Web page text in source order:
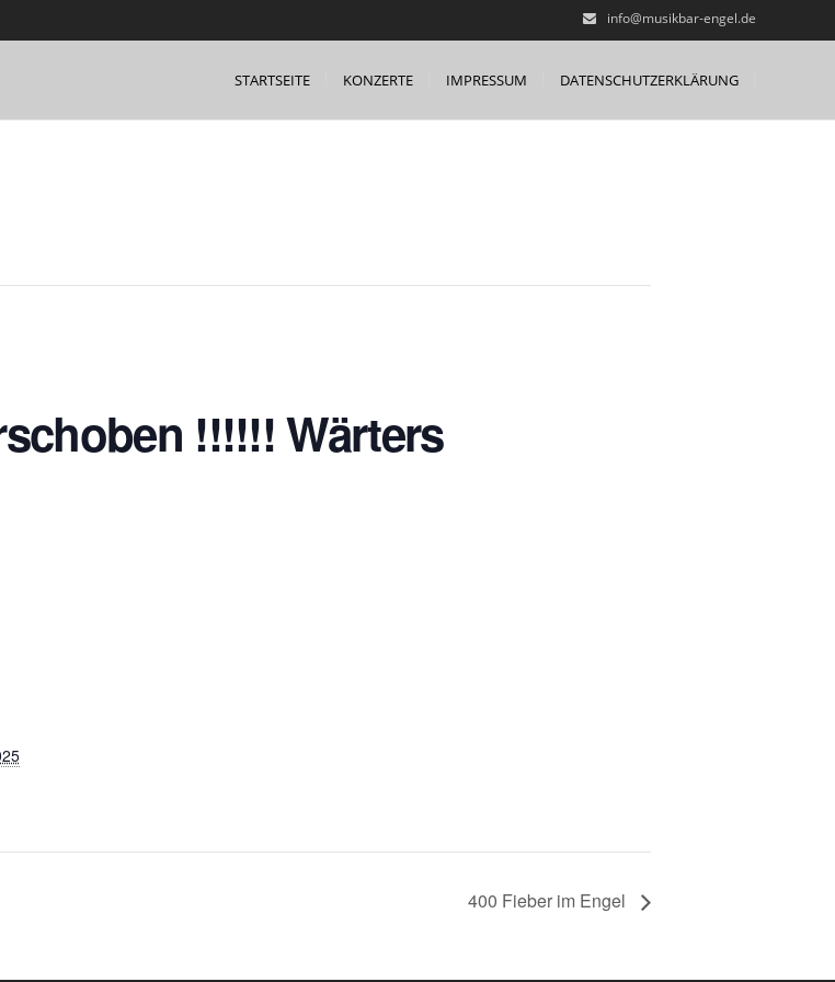
info@musikbar-engel.de
STARTSEITE KONZERTE IMPRESSUM DATENSCHUTZERKLÄRUNG
!!!!!! Wärters
400 Fieber im Engel